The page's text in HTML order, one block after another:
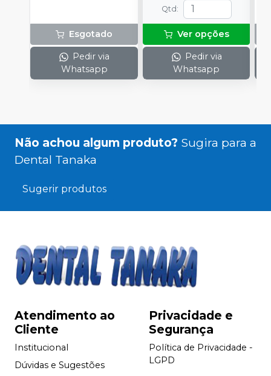
Esgotado
Pedir via
Whatsapp
Qtd :
Ver opções
Pedir via
Whatsapp
Não achou algum produto? Sugira para a
Dental Tanaka
Sugerir produtos
Atendimento ao
Cliente
Institucional
Dúvidas e Sugestões
Privacidade e
Segurança
Política de Privacidade -
LGPD